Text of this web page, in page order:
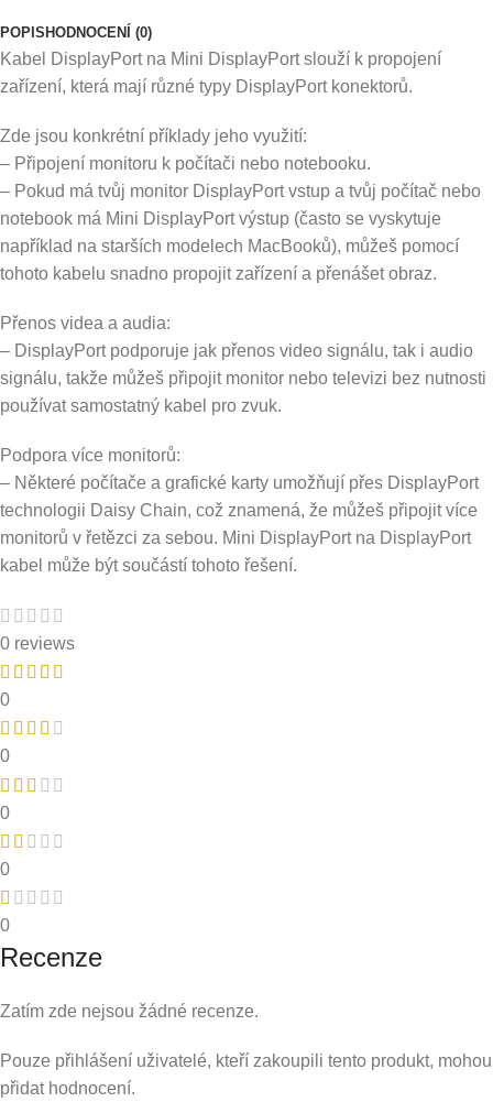
POPISHODNOCENÍ (0)
Kabel DisplayPort na Mini DisplayPort slouží k propojení
zařízení, která mají různé typy DisplayPort konektorů.
Zde jsou konkrétní příklady jeho využití:
– Připojení monitoru k počítači nebo notebooku.
– Pokud má tvůj monitor DisplayPort vstup a tvůj počítač nebo
notebook má Mini DisplayPort výstup (často se vyskytuje
například na starších modelech MacBooků), můžeš pomocí
tohoto kabelu snadno propojit zařízení a přenášet obraz.
Přenos videa a audia:
– DisplayPort podporuje jak přenos video signálu, tak i audio
signálu, takže můžeš připojit monitor nebo televizi bez nutnosti
používat samostatný kabel pro zvuk.
Podpora více monitorů:
– Některé počítače a grafické karty umožňují přes DisplayPort
technologii Daisy Chain, což znamená, že můžeš připojit více
monitorů v řetězci za sebou. Mini DisplayPort na DisplayPort
kabel může být součástí tohoto řešení.
0 reviews
0
0
0
0
0
Recenze
Zatím zde nejsou žádné recenze.
Pouze přihlášení uživatelé, kteří zakoupili tento produkt, mohou
přidat hodnocení.